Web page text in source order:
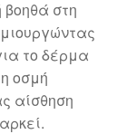
στη
το δέρμα
οσμή
αίσθηση